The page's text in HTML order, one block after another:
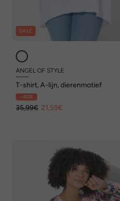
SALE
ANGEL OF STYLE
T-shirt, A-lijn, dierenmotief
- 40%
35,99€ 21,59€